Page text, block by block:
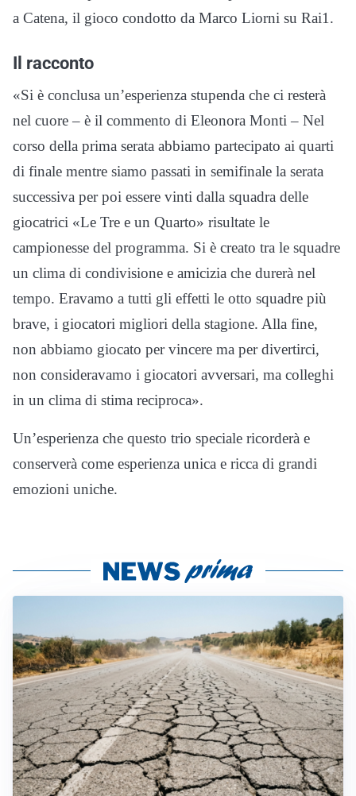
a Catena, il gioco condotto da Marco Liorni su Rai1.
Il racconto
«Si è conclusa un’esperienza stupenda che ci resterà
nel cuore – è il commento di Eleonora Monti – Nel
corso della prima serata abbiamo partecipato ai quarti
di finale mentre siamo passati in semifinale la serata
successiva per poi essere vinti dalla squadra delle
giocatrici «Le Tre e un Quarto» risultate le
campionesse del programma. Si è creato tra le squadre
un clima di condivisione e amicizia che durerà nel
tempo. Eravamo a tutti gli effetti le otto squadre più
brave, i giocatori migliori della stagione. Alla fine,
non abbiamo giocato per vincere ma per divertirci,
non consideravamo i giocatori avversari, ma colleghi
in un clima di stima reciproca».
Un’esperienza che questo trio speciale ricorderà e
conserverà come esperienza unica e ricca di grandi
emozioni uniche.